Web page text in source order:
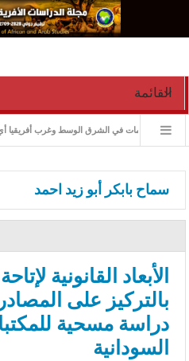
القائمة
ادارة الأزمات في الشرق الوسط وغرب أفريقيا أي
سماح بابكر أبو زيد احمد
الأبعاد القانونية
بالتركيز على المصادر
دراسة مسحية
السودانية